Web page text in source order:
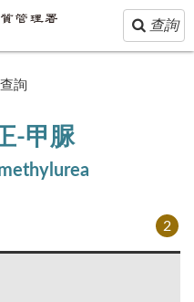
Toggle
navigation
查詢
詢
-甲脲
2